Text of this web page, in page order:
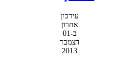
עידכון
אחרון
ב-01
דצמבר
2013